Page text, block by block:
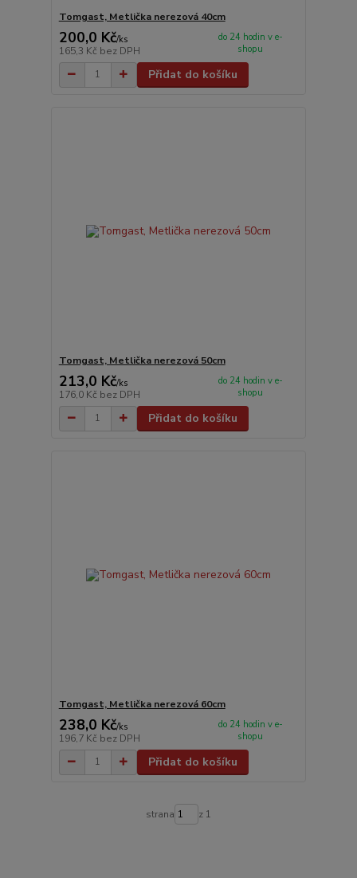
Tomgast, Metlička nerezová 40cm
200,0 Kč/ks
165,3 Kč bez DPH
do 24 hodin v e-
shopu
Přidat do košíku
Tomgast, Metlička nerezová 50cm
213,0 Kč/ks
176,0 Kč bez DPH
do 24 hodin v e-
shopu
Přidat do košíku
Tomgast, Metlička nerezová 60cm
238,0 Kč/ks
196,7 Kč bez DPH
do 24 hodin v e-
shopu
Přidat do košíku
strana z 1